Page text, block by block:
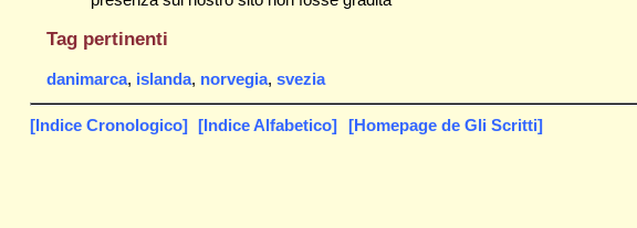
Tag pertinenti
danimarca, islanda, norvegia, svezia
[Indice Cronologico] [Indice Alfabetico] [Homepage de Gli Scritti]